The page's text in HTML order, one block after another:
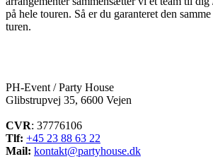
på hele touren. Så er du garanteret den
turen.
PH-Event / Party House
Glibstrupvej 35, 6600 Vejen
CVR: 37776106
Tlf: +45 23 88 63 22
Mail: kontakt@partyhouse.dk